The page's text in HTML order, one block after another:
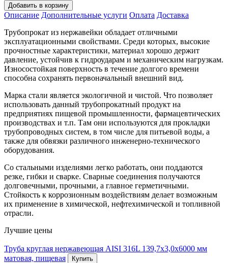
Добавить в корзину
Oписание Дополнительные услуги Оплата Доставка
Трубопрокат из нержавейки обладает отличными
эксплуатационными свойствами. Среди которых, высокие
прочностные характеристики, материал хорошо держит
давление, устойчив к гидроударам и механическим нагрузкам.
Износостойкая поверхность в течение долгого времени
способна сохранять первоначальный внешний вид.
Марка стали является экологичной и чистой. Что позволяет
использовать данный трубопрокатный продукт на
предприятиях пищевой промышленности, фармацевтических
производствах и т.п. Там они используются для прокладки
трубопроводных систем, в том числе для питьевой воды, а
также для обвязки различного инженерно-технического
оборудования.
Со стальными изделиями легко работать, они поддаются
резке, гибки и сварке. Сварные соединения получаются
долговечными, прочными, а главное герметичными.
Стойкость к коррозионным воздействиям делает возможным
их применение в химической, нефтехимической и топливной
отрасли.
Лучшие цены
Труба круглая нержавеющая AISI 316L 139,7х3,0х6000 мм
матовая, пищевая
Купить